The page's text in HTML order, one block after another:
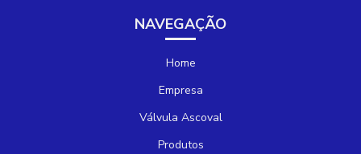
NAVEGAÇÃO
Home
Empresa
Válvula Ascoval
Produtos